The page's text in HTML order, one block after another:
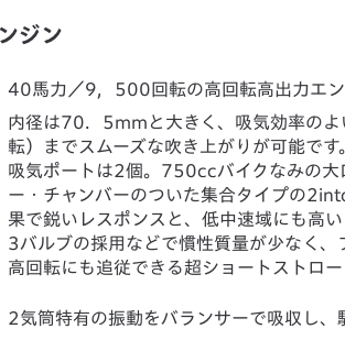
ジン
40馬力／9，500回転の高回転高出力エ
内径は70．5mmと大きく、吸気効率の
転）までスムーズな吹き上がりが可能です
吸気ポートは2個。750ccバイクなみの
ー・チャンバーのついた集合タイプの
果で鋭いレスポンスと、低中速域にも高
3バルブの採用などで慣性質量が少なく
高回転にも追従できる超ショートストロ
2気筒特有の振動をバランサーで吸収し